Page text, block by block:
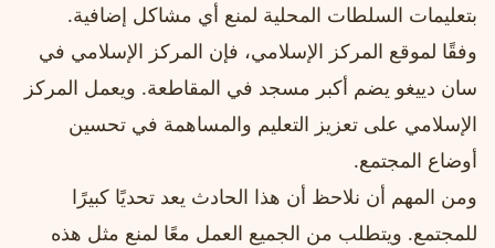
بتعليمات السلطات المحلية لمنع أي مشاكل إضافية.
وفقًا لموقع المركز الإسلامي، فإن المركز الإسلامي في
سان دييغو يضم أكبر مسجد في المقاطعة. ويعمل المركز
الإسلامي على تعزيز التعليم والمساهمة في تحسين
أوضاع المجتمع.
ومن المهم أن نلاحظ أن هذا الحادث يعد تحديًا كبيرًا
للمجتمع. ويتطلب من الجميع العمل معًا لمنع مثل هذه